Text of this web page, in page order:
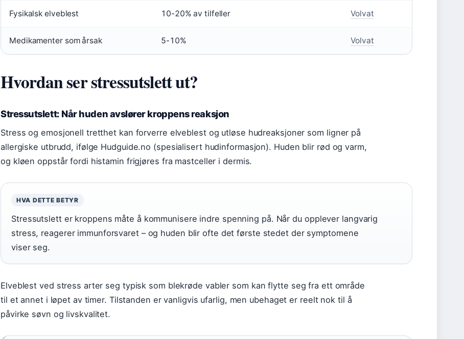
Fysikalsk elveblest 10-20% av tilfeller Volvat
Medikamenter som årsak 5-10% Volvat
Hvordan ser stressutslett ut?
Stressutslett: Når huden avslører kroppens reaksjon
Stress og emosjonell tretthet kan forverre elveblest og utløse hudreaksjoner som ligner på
allergiske utbrudd, ifølge Hudguide.no (spesialisert hudinformasjon). Huden blir rød og varm,
og kløen oppstår fordi histamin frigjøres fra mastceller i dermis.
HVA DETTE BETYR
Stressutslett er kroppens måte å kommunisere indre spenning på. Når du opplever langvarig
stress, reagerer immunforsvaret – og huden blir ofte det første stedet der symptomene
viser seg.
Elveblest ved stress arter seg typisk som blekrøde vabler som kan flytte seg fra ett område
til et annet i løpet av timer. Tilstanden er vanligvis ufarlig, men ubehaget er reelt nok til å
påvirke søvn og livskvalitet.